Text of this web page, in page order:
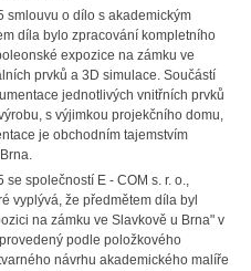
smlouvu o dílo s akademickým
díla bylo zpracování kompletního
expozice na zámku ve
prvků a 3D simulace. Součástí
jednotlivých vnitřních prvků
s výjimkou projekčního domu,
je obchodním tajemstvím
společností E - COM s. r. o.,
vyplývá, že předmětem díla byl
na zámku ve Slavkově u Brna" v
podle položkového
návrhu akademického malíře